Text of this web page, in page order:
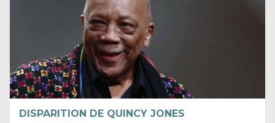
DISPARITION DE QUINCY JONES